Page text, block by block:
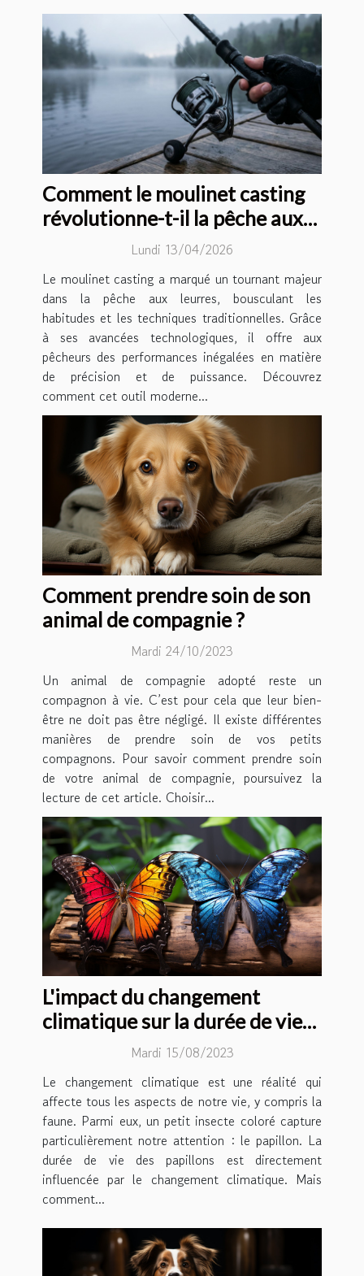
Comment le moulinet casting
révolutionne-t-il la pêche aux
Lundi 13/04/2026
Le moulinet casting a marqué un tournant majeur
dans la pêche aux leurres, bousculant les
habitudes et les techniques traditionnelles. Grâce
à ses avancées technologiques, il offre aux
pêcheurs des performances inégalées en matière
de précision et de puissance. Découvrez
comment cet outil moderne...
Comment prendre soin de son
animal de compagnie ?
Mardi 24/10/2023
Un animal de compagnie adopté reste un
compagnon à vie. C’est pour cela que leur bien-
être ne doit pas être négligé. Il existe différentes
manières de prendre soin de vos petits
compagnons. Pour savoir comment prendre soin
de votre animal de compagnie, poursuivez la
lecture de cet article. Choisir...
L'impact du changement
climatique sur la durée de vie
des papillonsMardi 15/08/2023
Le changement climatique est une réalité qui
affecte tous les aspects de notre vie, y compris la
faune. Parmi eux, un petit insecte coloré capture
particulièrement notre attention : le papillon. La
durée de vie des papillons est directement
influencée par le changement climatique. Mais
comment...